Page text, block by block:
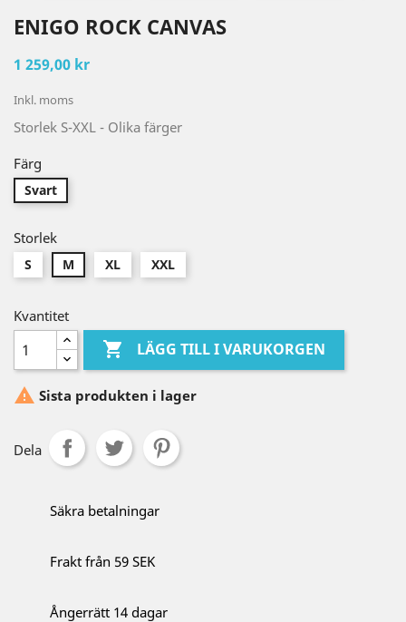
ENIGO ROCK CANVAS
1 259,00 kr
Inkl. moms
Storlek S-XXL - Olika färger
Färg
Svart
Storlek
S M XL XXL
Kvantitet
 LÄGG TILL I VARUKORGEN
 Sista produkten i lager
Dela
Säkra betalningar
Frakt från 59 SEK
Ångerrätt 14 dagar